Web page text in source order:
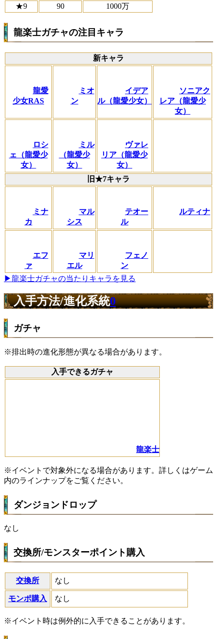
★9 90 1000万
龍楽士ガチャの注目キャラ
新キャラ
龍愛
少女RAS
ミオ
ン
イデア
ル（龍愛少女）
ソニアク
レア（龍愛少
女）
ロシ
ェ（龍愛少
女）
ミル
（龍愛少
女）
ヴァレ
リア（龍愛少
女）
旧★7キャラ
ミナ
カ
マル
シス
テオー
ル
ルティナ
エフ
ァ
マリ
エル
フェノ
ン
▶龍楽士ガチャの当たりキャラを見る
入手方法/進化系統0
ガチャ
※排出時の進化形態が異なる場合があります。
入手できるガチャ
龍楽士
※イベントで対象外になる場合があります。詳しくはゲーム
内のラインナップをご覧ください。
ダンジョンドロップ
なし
交換所/モンスターポイント購入
交換所 なし
モンポ購入 なし
※イベント時は例外的に入手できることがあります。